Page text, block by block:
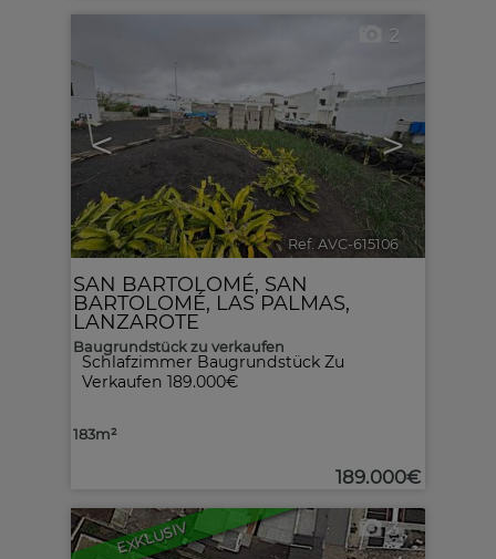
< >
2
Ref. AVC-615106 🔗
Schlafzimmer Baugrundstück Zu
Verkaufen 189.000€
SAN BARTOLOMÉ, SAN
BARTOLOMÉ, LAS PALMAS,
LANZAROTE
Baugrundstück zu verkaufen
183m²
189.000€
EXKLUSIV 3